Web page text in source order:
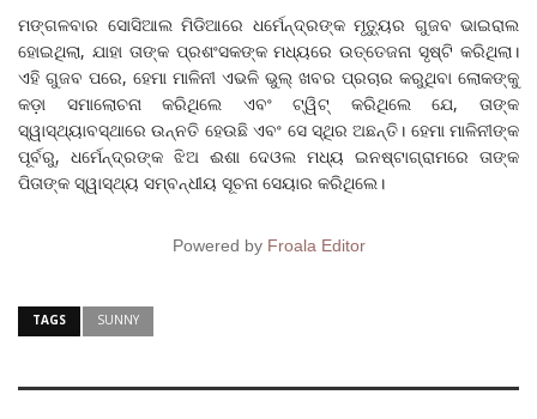
ମଙ୍ଗଳବାର ସୋସିଆଲ ମିଡିଆରେ ଧର୍ମେନ୍ଦ୍ରଙ୍କ ମୃତ୍ୟୁର ଗୁଜବ ଭାଇରାଲ
ହୋଇଥିଲା, ଯାହା ତାଙ୍କ ପ୍ରଶଂସକଙ୍କ ମଧ୍ୟରେ ଉତ୍ତେଜନା ସୃଷ୍ଟି କରିଥିଲା।
ଏହି ଗୁଜବ ପରେ, ହେମା ମାଳିନୀ ଏଭଳି ଭୁଲ୍ ଖବର ପ୍ରଚାର କରୁଥିବା ଲୋକଙ୍କୁ
କଡ଼ା ସମାଲୋଚନା କରିଥିଲେ ଏବଂ ଟ୍ୱିଟ୍ କରିଥିଲେ ଯେ, ତାଙ୍କ
ସ୍ୱାସ୍ଥ୍ୟାବସ୍ଥାରେ ଉନ୍ନତି ହେଉଛି ଏବଂ ସେ ସ୍ଥିର ଅଛନ୍ତି। ହେମା ମାଳିନୀଙ୍କ
ପୂର୍ବରୁ, ଧର୍ମେନ୍ଦ୍ରଙ୍କ ଝିଅ ଈଶା ଦେଓଲ ମଧ୍ୟ ଇନଷ୍ଟାଗ୍ରାମରେ ତାଙ୍କ
ପିତାଙ୍କ ସ୍ୱାସ୍ଥ୍ୟ ସମ୍ବନ୍ଧୀୟ ସୂଚନା ସେୟାର କରିଥିଲେ।
Powered by Froala Editor
TAGS SUNNY